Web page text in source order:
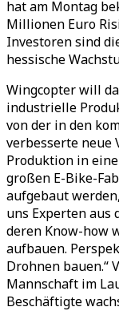
hat am Montag
Millionen Euro
Investoren sind
hessische
Wingcopter will
industrielle
von der in den
verbesserte neue
Produktion in
großen E-Bike-
aufgebaut
uns Experten
deren Know-how
aufbauen.
Drohnen bauen.“
Mannschaft im
Beschäftigte